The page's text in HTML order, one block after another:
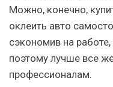
Можно, конечно,
оклеить авто
сэкономив на
поэтому лучше все
профессионалам.